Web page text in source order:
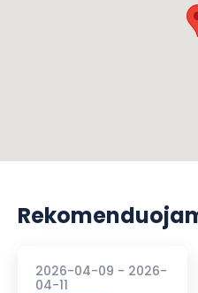
2026-04-09 - 2026-
04-11